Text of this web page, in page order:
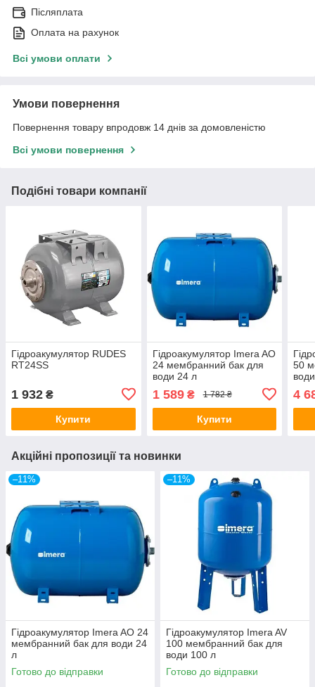
Післяплата
Оплата на рахунок
Всі умови оплати
Умови повернення
Повернення товару впродовж 14 днів за домовленістю
Всі умови повернення
Подібні товари компанії
Гідроакумулятор RUDES
RT24SS
1 932 ₴
Купити
Гідроакумулятор Imera AO
24 мембранний бак для
води 24 л
1 589₴ 1 782 ₴
Купити
50
4
Акційні пропозиції та новинки
–11%
Гідроакумулятор Imera AO 24
мембранний бак для води 24
л
Готово до відправки
–11%
Гідроакумулятор Imera AV
100 мембранний бак для
води 100 л
Готово до відправки